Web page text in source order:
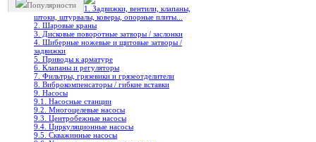
Популярности
1. Задвижки, вентили, клапаны,
штоки, штурвалы, коверы, опорные плиты...
2. Шаровые краны
3. Дисковые поворотные затворы / заслонки
4. Шиберные ножевые и щитовые затворы /
задвижки
5. Приводы к арматуре
6. Клапаны и регуляторы
7. Фильтры, грязевики и грязеотделители
8. Виброкомпенсаторы / гибкие вставки
9. Насосы
9.1. Насосные станции
9.2. Многоцелевые насосы
9.3. Центробежные насосы
9.4. Циркуляционные насосы
9.5. Скважинные насосы